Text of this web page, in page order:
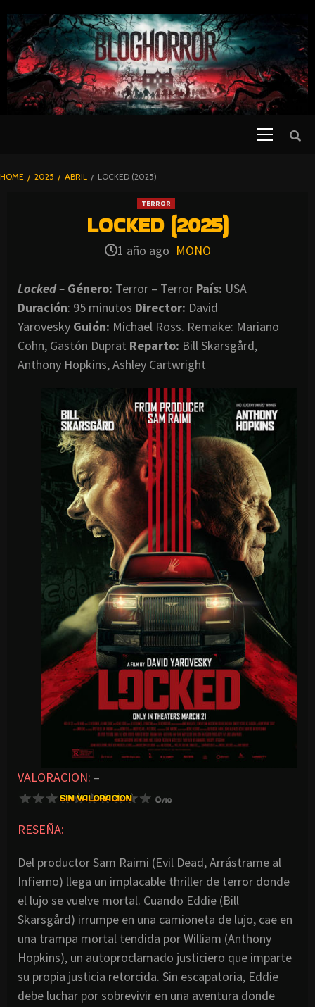
TO
CONTENT
BLOGHORROR
HOME 2025 ABRIL LOCKED (2025)
TERROR
LOCKED (2025)
1 año ago MONO
Locked – Género: Terror – Terror País: USA
Duración: 95 minutos Director: David
Yarovesky Guión: Michael Ross. Remake: Mariano
Cohn, Gastón Duprat Reparto: Bill Skarsgård,
Anthony Hopkins, Ashley Cartwright
VALORACION: –
RESEÑA:
Del productor Sam Raimi (Evil Dead, Arrástrame al
Infierno) llega un implacable thriller de terror donde
el lujo se vuelve mortal. Cuando Eddie (Bill
Skarsgård) irrumpe en una camioneta de lujo, cae en
una trampa mortal tendida por William (Anthony
Hopkins), un autoproclamado justiciero que imparte
su propia justicia retorcida. Sin escapatoria, Eddie
debe luchar por sobrevivir en una aventura donde